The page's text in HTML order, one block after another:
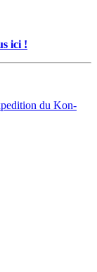
ici !
du Kon-